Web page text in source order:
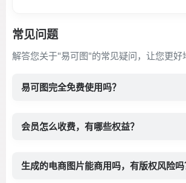
常见问题
解答您关于"易可图"的常见疑问，让您更好
易可图完全免费使用吗？
会员怎么收费，有哪些权益？
生成的电商图片能商用吗，有版权风险吗